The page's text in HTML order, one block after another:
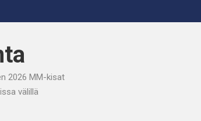
2026 MM-kisat
välillä